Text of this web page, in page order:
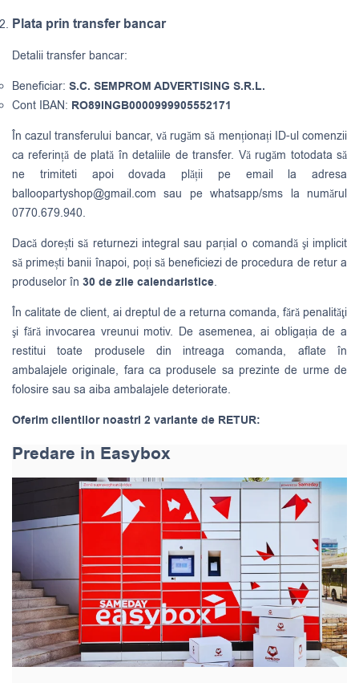
Plata prin transfer bancar
Detalii transfer bancar:
Beneficiar: S.C. SEMPROM ADVERTISING S.R.L.
Cont IBAN: RO89INGB0000999905552171
În cazul transferului bancar, vă rugăm să menționați ID-ul comenzii
ca referință de plată în detaliile de transfer. Vă rugăm totodata să
ne trimiteti apoi dovada plății pe email la adresa
balloopartyshop@gmail.com sau pe whatsapp/sms la numărul
0770.679.940.
Dacă dorești să returnezi integral sau parțial o comandă şi implicit
să primești banii înapoi, poți să beneficiezi de procedura de retur a
produselor în 30 de zile calendaristice.
În calitate de client, ai dreptul de a returna comanda, fără penalităţi
şi fără invocarea vreunui motiv. De asemenea, ai obligația de a
restitui toate produsele din intreaga comanda, aflate în
ambalajele originale, fara ca produsele sa prezinte de urme de
folosire sau sa aiba ambalajele deteriorate.
Oferim clientilor noastri 2 variante de RETUR:
Predare in Easybox